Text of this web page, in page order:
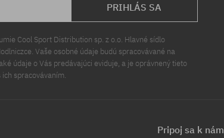
PRIHLÁS SA
Cool Sport Distribution sp. z o.o. Hlavné sídlo
Vaše osobné údaje budú spracovávané na
údaje o Vás predávajúci eviduje, a je oprávnený tieto
spracovávaním.
Pripoj sa k nám